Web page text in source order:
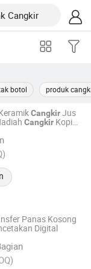
botol produk
CangkirJus
Cangkir Kopi
Cangkir
2024
Panas Kosong
Digital
2025